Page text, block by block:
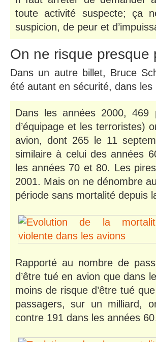
toute activité suspecte; ça
suspicion, de peur et
On ne risque presque
Dans un autre billet, Bruce
été autant en sécurité, dans les
Dans les années 2000, 469
d’équipage et les terroristes)
avion, dont 265 le 11
similaire à celui des années
les années 70 et 80. Les
2001. Mais on ne dénombre
période sans mortalité depuis
Rapporté au nombre de
d’être tué en avion que dans
moins de risque d’être tué
passagers, sur un milliard,
contre 191 dans les années